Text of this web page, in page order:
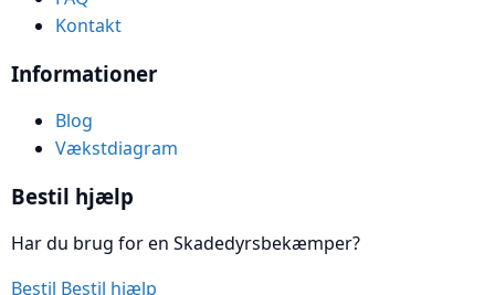
Kontakt
Informationer
Blog
Vækstdiagram
Bestil hjælp
Har du brug for en Skadedyrsbekæmper?
Bestil Bestil hjælp